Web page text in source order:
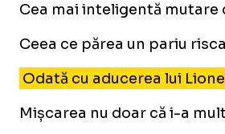
Cea mai inteligentă mutare
Ceea ce părea un pariu
Odată cu aducerea lui
Mișcarea nu doar că i-a